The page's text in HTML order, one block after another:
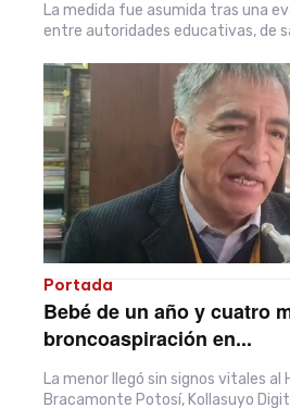
La medida fue asumida tras una
entre autoridades educativas, de
Portada
Bebé de un año y cuatro
broncoaspiración en...
La menor llegó sin signos vitales al
Bracamonte Potosí, Kollasuyo